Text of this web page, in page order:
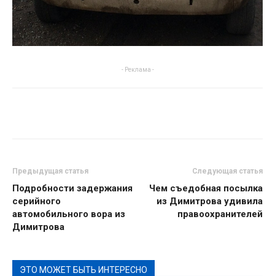
- Реклама -
Предыдущая статья
Подробности задержания
серийного
автомобильного вора из
Димитрова
Следующая статья
Чем съедобная посылка
из Димитрова удивила
правоохранителей
ЭТО МОЖЕТ БЫТЬ ИНТЕРЕСНО